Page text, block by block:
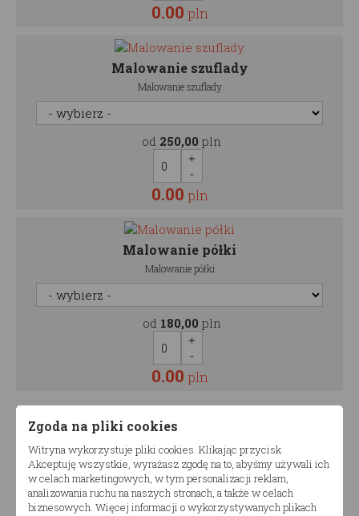
0.00 pln
Malowanie szuflady
Malowanie szuflady
od 250,00 pln
0.00 pln
Malowanie półki
Malowanie półki
od 180,00 pln
0.00 pln
Cena:1130.00pln
Ilość zestawów
Zgoda na pliki cookies
Witryna wykorzystuje pliki cookies. Klikając przycisk
Akceptuję wszystkie, wyrażasz zgodę na to, abyśmy używali ich
w celach marketingowych, w tym personalizacji reklam,
analizowania ruchu na naszych stronach, a także w celach
biznesowych. Więcej informacji o wykorzystywanych plikach